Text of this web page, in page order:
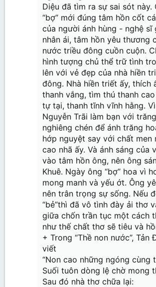
Diệu đã tìm ra sự sai sót này.
“bợ” mới đúng tâm hồn cốt
của người ánh hùng - nghệ sĩ
nhân ái, tâm hồn yêu thương
nước triều đông cuồn cuộn.
hình tượng chủ thể trữ tình
lên với vẻ đẹp của nhà hiền
đông. Nhà hiền triết ấy, thích
thanh vắng, tìm thú thanh
tự tại, thanh tĩnh vĩnh hằng.
Nguyễn Trãi làm bạn với
nghiêng chén để ánh trăng
hớp nguyệt say với chất men
cao nhã ấy. Và ánh sáng của
vào tâm hồn ông, nên ông
Khuê. Ngày ông “bợ” hoa vì
mong manh và yếu ớt. Ông
nên trân trọng sự sống. Nếu
“bẻ”thì đã vô tình đày ải thơ
giữa chốn trần tục một cách
như thế chất thơ sẽ tiêu và
+ Trong “Thề non nước”, Tản
viết
“Non cao những ngóng cùng
Suối tuôn dòng lệ chờ mong
Sau đó nhà thơ chữa lại: